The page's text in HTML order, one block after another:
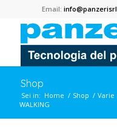
Email:
Shop
Sei in: Home / Shop / Varie
WALKING